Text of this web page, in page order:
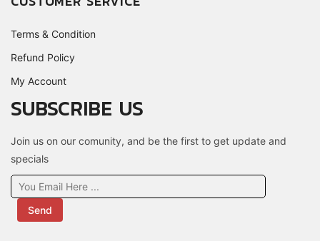
Terms & Condition
Refund Policy
My Account
SUBSCRIBE US
Join us on our comunity, and be the first to get update and
specials
Send